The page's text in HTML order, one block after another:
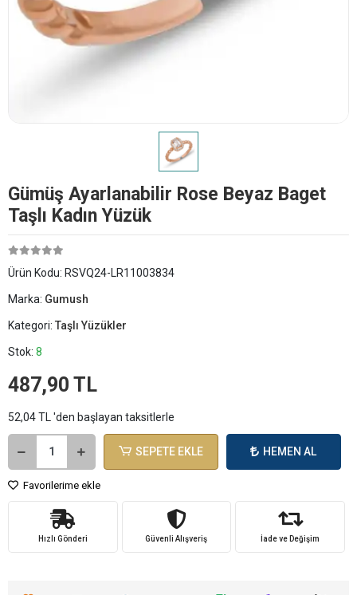
Gümüş Ayarlanabilir Rose Beyaz Baget
Taşlı Kadın Yüzük
Ürün Kodu: RSVQ24-LR11003834
Marka: Gumush
Kategori: Taşlı Yüzükler
Stok: 8
487,90 TL
52,04 TL 'den başlayan taksitlerle
SEPETE EKLE HEMEN AL
Favorilerime ekle
Hızlı Gönderi Güvenli Alışveriş İade ve Değişim